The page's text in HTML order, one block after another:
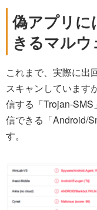
偽アプリに
きるマル
これまで、実際に出
スキャンしています
信する「Trojan-
信できる「Android/
す。